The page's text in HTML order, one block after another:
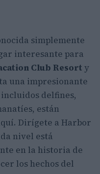
simplemente
interesante para
Club Resort y
una impresionante
delfines,
están
Dirígete a Harbor
nivel está
en la historia de
los hechos del